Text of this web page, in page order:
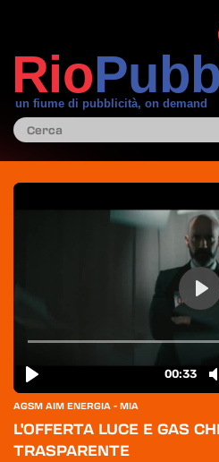
AGSM AIM ENERGIA - MIA
L'OFFERTA LUCE E GAS
TRASPARENTE